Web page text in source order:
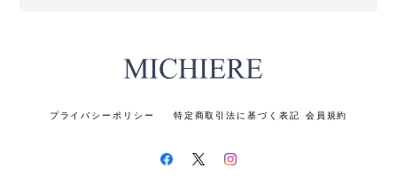
ら、光栄でございます。 今後ともミチエ
プライバシーポリシー 特定商取引法に基づく表記 会員規約